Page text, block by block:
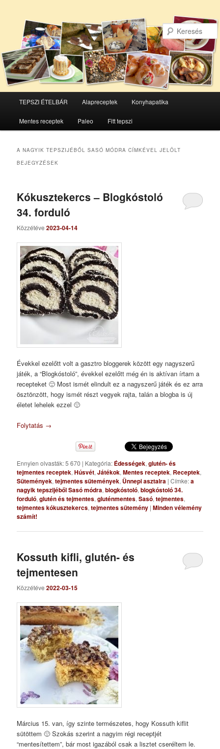
Tovább
az
tartalomra
Tovább
a
tartalomra
TEPSZI ÉTELBÁR Alapreceptek Konyhapatika
Mentes receptek Paleo Fitt tepszi
A NAGYIK TEPSZIJÉBŐL SASÓ MÓDRA CÍMKÉVEL JELÖLT
BEJEGYZÉSEK
Kókusztekercs – Blogkóstoló
34. forduló
Közzétéve2023-04-14
Évekkel ezelőtt volt a gasztro bloggerek között egy nagyszerű
játék, a “Blogkóstoló”, évekkel ezelőtt még én is aktívan írtam a
recepteket 🙂 Most ismét elindult ez a nagyszerű játék és ez arra
ösztönzött, hogy ismét részt vegyek rajta, talán a blogba is új
életet lehelek ezzel 🙂
Folytatás →
Ennyien olvasták: 5 670 | Kategória: Édességek,glutén- és
tejmentes receptek,Húsvét,Játékok,Mentes receptek, Receptek,
Sütemények,tejmentes sütemények, Ünnepi asztalra |Címke:a
nagyik tepszijéből Sasó módra,blogkóstoló,blogkóstoló 34.
forduló,glutén és tejmentes,gluténmentes,Sasó,tejmentes,
tejmentes kókusztekercs,tejmentes sütemény |Minden vélemény
számít!
Kossuth kifli, glutén- és
tejmentesen
Közzétéve2022-03-15
Március 15. van, így szinte természetes, hogy Kossuth kiflit
sütöttem 🙂 Szokás szerint a nagyim régi receptjét
“mentesítettem”, bár most igazából csak a lisztet cseréltem le.